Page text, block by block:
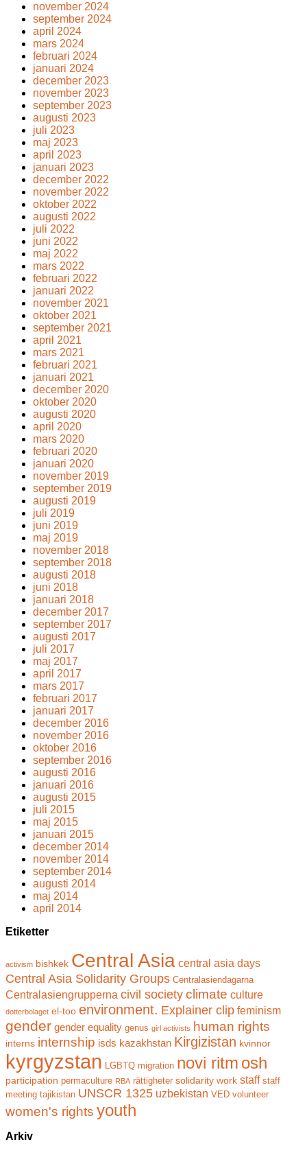
november 2024
september 2024
april 2024
mars 2024
februari 2024
januari 2024
december 2023
november 2023
september 2023
augusti 2023
juli 2023
maj 2023
april 2023
januari 2023
december 2022
november 2022
oktober 2022
augusti 2022
juli 2022
juni 2022
maj 2022
mars 2022
februari 2022
januari 2022
november 2021
oktober 2021
september 2021
april 2021
mars 2021
februari 2021
januari 2021
december 2020
oktober 2020
augusti 2020
april 2020
mars 2020
februari 2020
januari 2020
november 2019
september 2019
augusti 2019
juli 2019
juni 2019
maj 2019
november 2018
september 2018
augusti 2018
juni 2018
januari 2018
december 2017
september 2017
augusti 2017
juli 2017
maj 2017
april 2017
mars 2017
februari 2017
januari 2017
december 2016
november 2016
oktober 2016
september 2016
augusti 2016
januari 2016
augusti 2015
juli 2015
maj 2015
januari 2015
december 2014
november 2014
september 2014
augusti 2014
maj 2014
april 2014
Etiketter
activism bishkek Central Asia central asia days
Central Asia Solidarity Groups Centralasiendagarna
Centralasiengrupperna civil society climate culture
dotterbolaget el-too environment. Explainer clip feminism
gender gender equality genus girl activists human rights
interns internship isds kazakhstan Kirgizistan kvinnor
kyrgyzstan LGBTQ migration novi ritm osh
participation permaculture RBA rättigheter solidarity work staff staff
meeting tajikistan UNSCR 1325 uzbekistan VED volunteer
women's rights youth
Arkiv